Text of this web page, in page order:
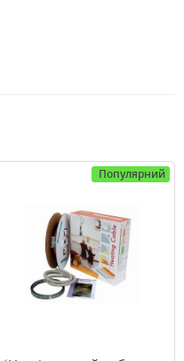
Популярний